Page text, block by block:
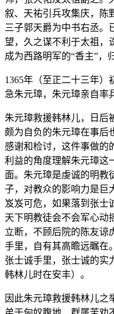
叙、天祐引兵攻集庆，陈
三子郭天爵为中书右丞。
望，久之谋不利于太祖，
成为西路明军的“香主”，
1365年（至正二十三年
急朱元璋，朱元璋亲自率
朱元璋救援韩林儿，日后
颇为自负的朱元璋在事后
感谢和检讨，这件事做的
利益的角度理解朱元璋这
面。朱元璋是虔诚的明教
子，对教众的影响力是巨
岌岌可危，如果落到张士
天下明教徒会不会军心动
立断，不顾后院的陈友谅
手里，自有其高瞻远瞩在
张士诚手里，张士诚的实
韩林儿时在安丰）。
因此朱元璋救援韩林儿之